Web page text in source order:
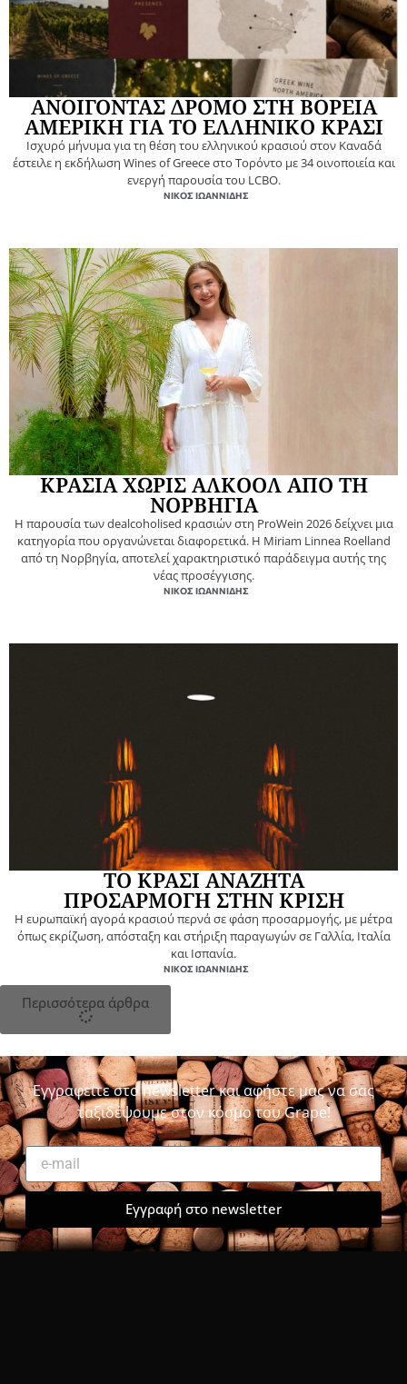
ΑΝΟΙΓΟΝΤΑΣ ΔΡΟΜΟ ΣΤΗ ΒΟΡΕΙΑ
ΑΜΕΡΙΚΗ ΓΙΑ ΤΟ ΕΛΛΗΝΙΚΟ ΚΡΑΣI
Ισχυρό μήνυμα για τη θέση του ελληνικού κρασιού στον Καναδά
έστειλε η εκδήλωση Wines of Greece στο Τορόντο με 34 οινοποιεία και
ενεργή παρουσία του LCBO.
ΝΊΚΟΣ ΙΩΑΝΝΊΔΗΣ
ΚΡΑΣΙΑ ΧΩΡΙΣ ΑΛΚΟΟΛ ΑΠΟ ΤΗ
ΝΟΡΒΗΓΙΑ
Η παρουσία των dealcoholised κρασιών στη ProWein 2026 δείχνει μια
κατηγορία που οργανώνεται διαφορετικά. Η Miriam Linnea Roelland
από τη Νορβηγία, αποτελεί χαρακτηριστικό παράδειγμα αυτής της
νέας προσέγγισης.
ΝΊΚΟΣ ΙΩΑΝΝΊΔΗΣ
ΤΟ ΚΡΑΣΙ ΑΝΑΖΗΤΑ
ΠΡΟΣΑΡΜΟΓΗ ΣΤΗΝ ΚΡΙΣΗ
Η ευρωπαϊκή αγορά κρασιού περνά σε φάση προσαρμογής, με μέτρα
όπως εκρίζωση, απόσταξη και στήριξη παραγωγών σε Γαλλία, Ιταλία
και Ισπανία.
ΝΊΚΟΣ ΙΩΑΝΝΊΔΗΣ
Περισσότερα άρθρα
Εγγραφείτε στο newsletter και αφήστε μας να σας
ταξιδέψουμε στον κόσμο του Grape!
Εγγραφή στο newsletter